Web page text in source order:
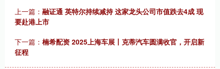
上一篇： 融证通 英特尔持续减持 这家龙头公司市值跌去4成 现
要赴港上市
下一篇： 楠希配资 2025上海车展丨克蒂汽车圆满收官，开启新
征程